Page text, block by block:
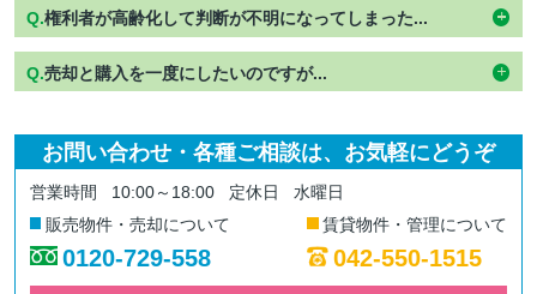
Q.権利者が高齢化して判断が不明になってしまった...
Q.売却と購入を一度にしたいのですが...
お問い合わせ・各種ご相談は、お気軽にどうぞ
営業時間 10:00～18:00 定休日
水曜日
販売物件・売却について
0120-729-558
賃貸物件・管理について
042-550-1515